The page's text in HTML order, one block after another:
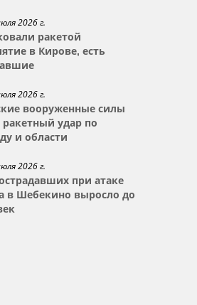
2026 г.
ракетой
в Кирове, есть
2026 г.
вооруженные силы
ракетный удар по
и области
2026 г.
при атаке
в Шебекино выросло до